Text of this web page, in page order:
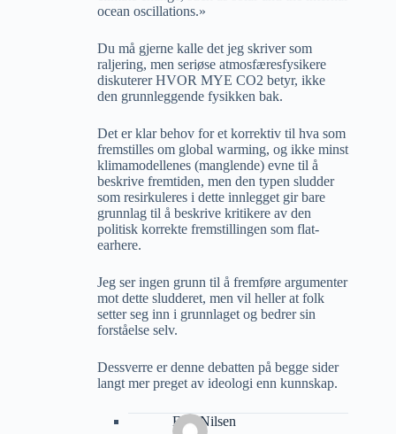
ocean oscillations.»
Du må gjerne kalle det jeg skriver som
raljering, men seriøse atmosfæresfysikere
diskuterer HVOR MYE CO2 betyr, ikke
den grunnleggende fysikken bak.
Det er klar behov for et korrektiv til hva som
fremstilles om global warming, og ikke minst
klimamodellenes (manglende) evne til å
beskrive fremtiden, men den typen sludder
som resirkuleres i dette innlegget gir bare
grunnlag til å beskrive kritikere av den
politisk korrekte fremstillingen som flat-
earhere.
Jeg ser ingen grunn til å fremføre argumenter
mot dette sludderet, men vil heller at folk
setter seg inn i grunnlaget og bedrer sin
forståelse selv.
Dessverre er denne debatten på begge sider
langt mer preget av ideologi enn kunnskap.
Erik Nilsen